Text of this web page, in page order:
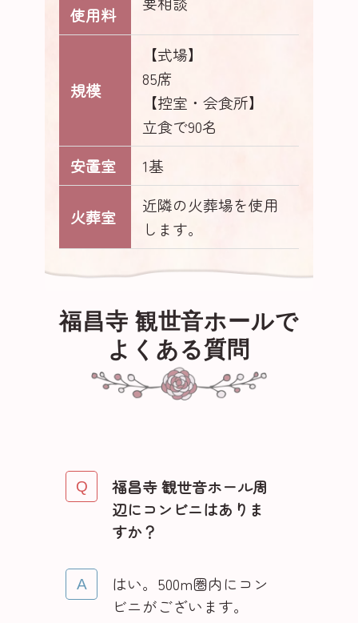
使用料
規模
【式場】
85席
【控室・会食所】
立食で90名
安置室
1基
火葬室
近隣の火葬場を使用
します。
福昌寺 観世音ホールで
よくある質問
福昌寺 観世音ホール周
辺にコンビニはありま
すか？
はい。500m圏内にコン
ビニがございます。